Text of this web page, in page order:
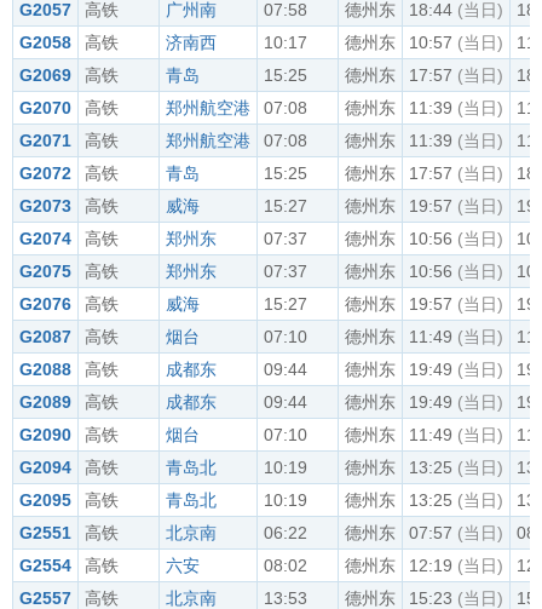
G2057 高铁 广州南 07:58 德州东 18:44 (当日)
G2058
高铁 济南西 10:17 德州东 10:57 (当日)
G2069
高铁 青岛 15:25 德州东 17:57 (当日)
G2070
高铁 郑州航空港 07:08 德州东 11:39 (当日)
G2071
高铁 郑州航空港 07:08 德州东 11:39 (当日)
G2072
高铁 青岛 15:25 德州东 17:57 (当日)
G2073
高铁 威海 15:27 德州东 19:57 (当日)
G2074
高铁 郑州东 07:37 德州东 10:56 (当日)
G2075
高铁 郑州东 07:37 德州东 10:56 (当日)
G2076
高铁 威海 15:27 德州东 19:57 (当日)
G2087
高铁 烟台 07:10 德州东 11:49 (当日)
G2088
高铁 成都东 09:44 德州东 19:49 (当日)
G2089
高铁 成都东 09:44 德州东 19:49 (当日)
G2090
高铁 烟台 07:10 德州东 11:49 (当日)
G2094
高铁 青岛北 10:19 德州东 13:25 (当日)
G2095
高铁 青岛北 10:19 德州东 13:25 (当日)
G2551
高铁 北京南 06:22 德州东 07:57 (当日)
G2554
高铁 六安 08:02 德州东 12:19 (当日)
G2557
高铁 北京南 13:53 德州东 15:23 (当日)